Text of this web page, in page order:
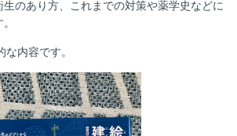
のあり方、これまでの対策や薬学史などに
な内容です。